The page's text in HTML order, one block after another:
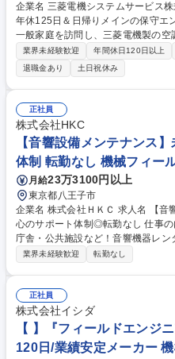
企業名 三菱電機システムサービス株式会社 求人名 CH02【
年休125日＆日帰りメインの保守エンジニア 仕事の内容 静
一般家庭を訪問し、三菱電機製の
実施。フレックスタイム制により
情報を工場へFBし次世代の製品開発にも貢献し
を中心に、三菱電機製の空調機器(
キュート等)、換気設備や家電製品
当。現場への直行直帰も可能で、
い環境です。 【担当エリア】片道1
原則日帰りで、宿泊を伴う長期出
安定した働き方が可能です。 募集職種 CH02【静岡エリア】年休125日＆
日帰りメインの保守エンジニア
業界未経験歓迎 年間休日120日以上
退職金あり
土日祝休み
正社員
株式会社HKC
【音響設備メンテナンス
体制 転勤なし 機械フィー
月給23万3100円以上
東京都八王子市
企業名 株式会社ＨＫＣ 求人名 【音響設備メンテナンス】未経験歓迎★安
心のサポート体制◎転勤なし 仕事の内容 現場はコンサートホール・行政
庁舎・公共施設など！音響機器レン
す。修理を終え再び音が響いた瞬
建物の改変を伴う業務は含みません
輩と機材の使い方等を覚えていただ
積んで技術力向上を目指します。
ただけるという贅沢な教育環境★ 募集職種 【音響設備メンテナンス】未
経験歓迎★安心のサポート体制◎転
業界未経験歓迎 転勤なし
正社員
株式会社イシダ
【 】『フィールドエンジ
120日/業績安定メーカー